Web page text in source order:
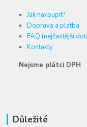
Jak nakoupit?
Doprava a platba
FAQ (nejčastější
Kontakty
Nejsme plátci DPH
Důležité